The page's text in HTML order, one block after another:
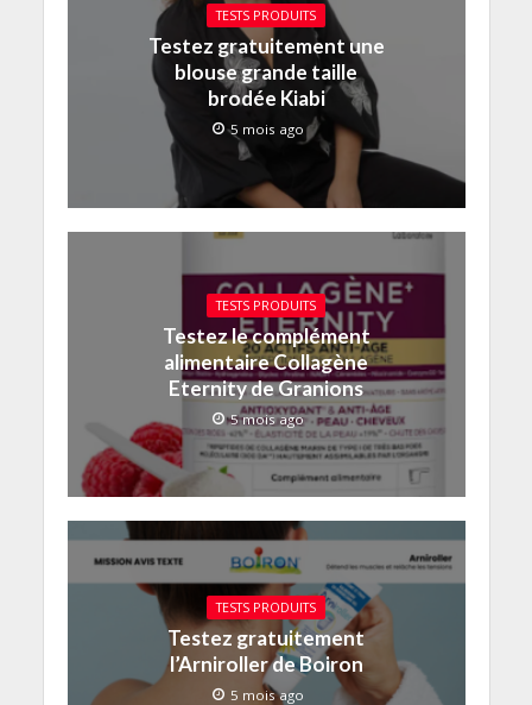
TESTS PRODUITS
Testez gratuitement une
blouse grande taille
brodée Kiabi
5 mois ago
TESTS PRODUITS
Testez le complément
alimentaire Collagène
Eternity de Granions
5 mois ago
TESTS PRODUITS
Testez gratuitement
l’Arniroller de Boiron
5 mois ago